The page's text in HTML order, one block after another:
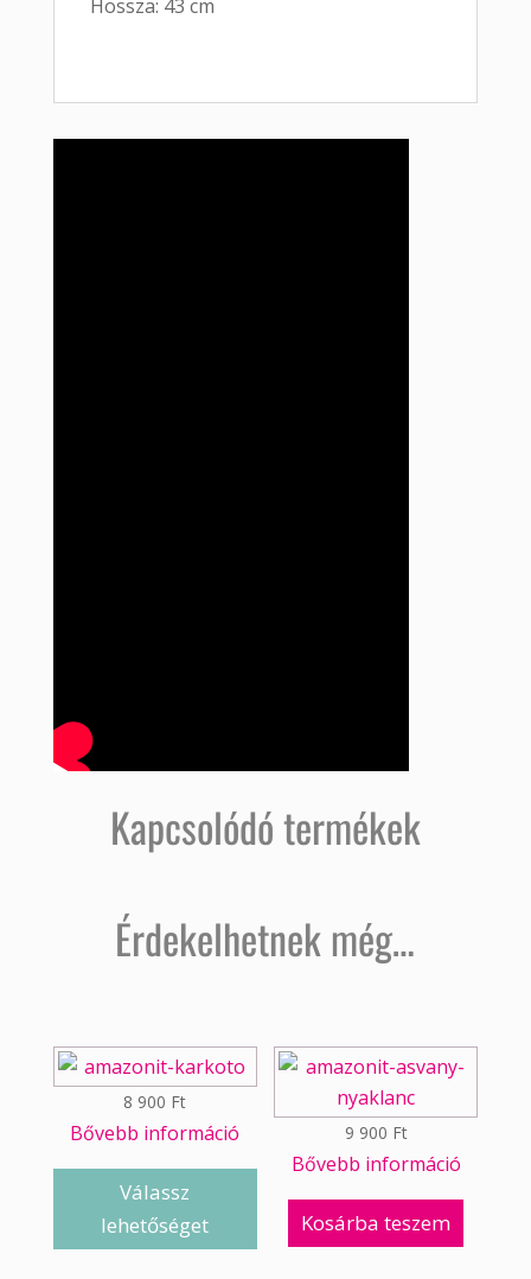
Hossza: 43 cm
Kapcsolódó termékek
Érdekelhetnek még…
8 900 Ft
Bővebb információ
Válassz
lehetőséget
9 900 Ft
Bővebb információ
Kosárba teszem